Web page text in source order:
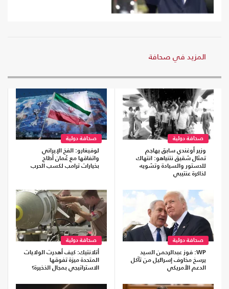
المزيد في صحافة
صحافة دولية
وزير أوغندي سابق يهاجم
تمثال شقيق نتنياهو: انتهاك
للدستور والسيادة وتشويه
لذاكرة عنتيبي
صحافة دولية
لوفيغارو: الفخ الإيراني
واتفاقها مع عُمان أطاح
بخيارات ترامب لكسب الحرب
صحافة دولية
WP: فوز عبدالرحمن السيد
يرسخ مخاوف إسرائيل من تآكل
الدعم الأمريكي
صحافة دولية
أتلانتيك: كيف أهدرت الولايات
المتحدة ميزة تفوقها
الاستراتيجي بمجال الذخيرة؟